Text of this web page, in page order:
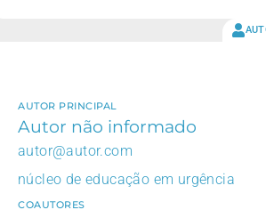
AUTOR PRINCIPAL
Autor não informado
autor@autor.com
núcleo de educação em urgência
COAUTORES